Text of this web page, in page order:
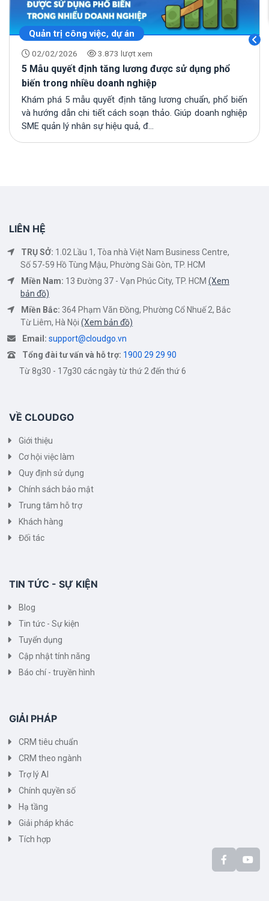
Quản trị công việc, dự án
02/02/2026 3.873 lượt xem
5 Mẫu quyết định tăng lương được sử dụng phổ
biến trong nhiều doanh nghiệp
Khám phá 5 mẫu quyết định tăng lương chuẩn, phổ biến
và hướng dẫn chi tiết cách soạn thảo. Giúp doanh nghiệp
SME quản lý nhân sự hiệu quả, đ...
LIÊN HỆ
TRỤ SỞ: 1.02 Lầu 1, Tòa nhà Việt Nam Business Centre,
Số 57-59 Hồ Tùng Mậu, Phường Sài Gòn, TP. HCM
Miền Nam: 13 Đường 37 - Vạn Phúc City, TP. HCM (Xem
bản đồ)
Miền Bắc: 364 Phạm Văn Đồng, Phường Cổ Nhuế 2, Bắc
Từ Liêm, Hà Nội(Xem bản đồ)
Email: support@cloudgo.vn
Tổng đài tư vấn và hỗ trợ: 1900 29 29 90
Từ 8g30 - 17g30 các ngày từ thứ 2 đến thứ 6
VỀ CLOUDGO
Giới thiệu
Cơ hội việc làm
Quy định sử dụng
Chính sách bảo mật
Trung tâm hỗ trợ
Khách hàng
Đối tác
TIN TỨC - SỰ KIỆN
Blog
Tin tức - Sự kiện
Tuyển dụng
Cập nhật tính năng
Báo chí - truyền hình
GIẢI PHÁP
CRM tiêu chuẩn
CRM theo ngành
Trợ lý AI
Chính quyền số
Hạ tầng
Giải pháp khác
Tích hợp